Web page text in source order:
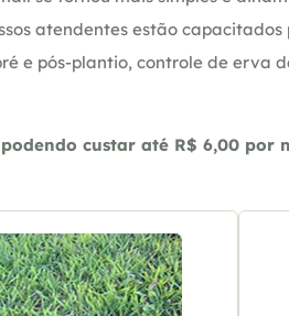
atendentes estão
e pós-plantio, controle de erva
custar até R$ 6,00 por